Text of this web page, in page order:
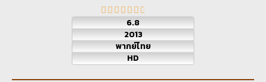
6.8
2013
พากย์ไทย
HD